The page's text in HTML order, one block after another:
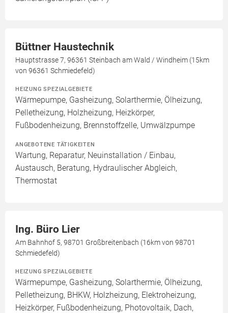
Büttner Haustechnik
Hauptstrasse 7, 96361 Steinbach am Wald / Windheim (15km
von 96361 Schmiedefeld)
HEIZUNG SPEZIALGEBIETE
Wärmepumpe, Gasheizung, Solarthermie, Ölheizung,
Pelletheizung, Holzheizung, Heizkörper,
Fußbodenheizung, Brennstoffzelle, Umwälzpumpe
ANGEBOTENE TÄTIGKEITEN
Wartung, Reparatur, Neuinstallation / Einbau,
Austausch, Beratung, Hydraulischer Abgleich,
Thermostat
Ing. Büro Lier
Am Bahnhof 5, 98701 Großbreitenbach (16km von 98701
Schmiedefeld)
HEIZUNG SPEZIALGEBIETE
Wärmepumpe, Gasheizung, Solarthermie, Ölheizung,
Pelletheizung, BHKW, Holzheizung, Elektroheizung,
Heizkörper, Fußbodenheizung, Photovoltaik, Dach,